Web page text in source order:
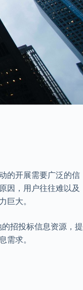
的开展需要广泛的信
因，用户往往难以及
巨大。
招投标信息资源，提
需求。